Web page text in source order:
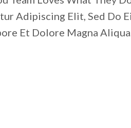
Adipiscing Elit, Sed Do
Et Dolore Magna Aliqua.